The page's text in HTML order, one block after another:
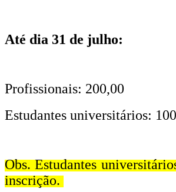
Até dia 31 de julho:
Profissionais: 200,00
Estudantes universitários:
Obs. Estudantes
inscrição.